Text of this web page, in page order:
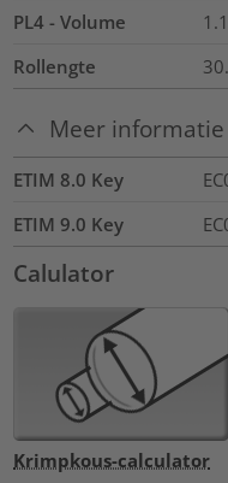
PL4 - Volume
Rollengte
Meer informatie
ETIM 8.0 Key
ETIM 9.0 Key
Calulator
Krimpkous-calculator